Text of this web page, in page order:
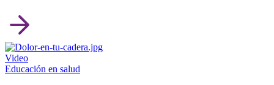
Video
Educación en salud